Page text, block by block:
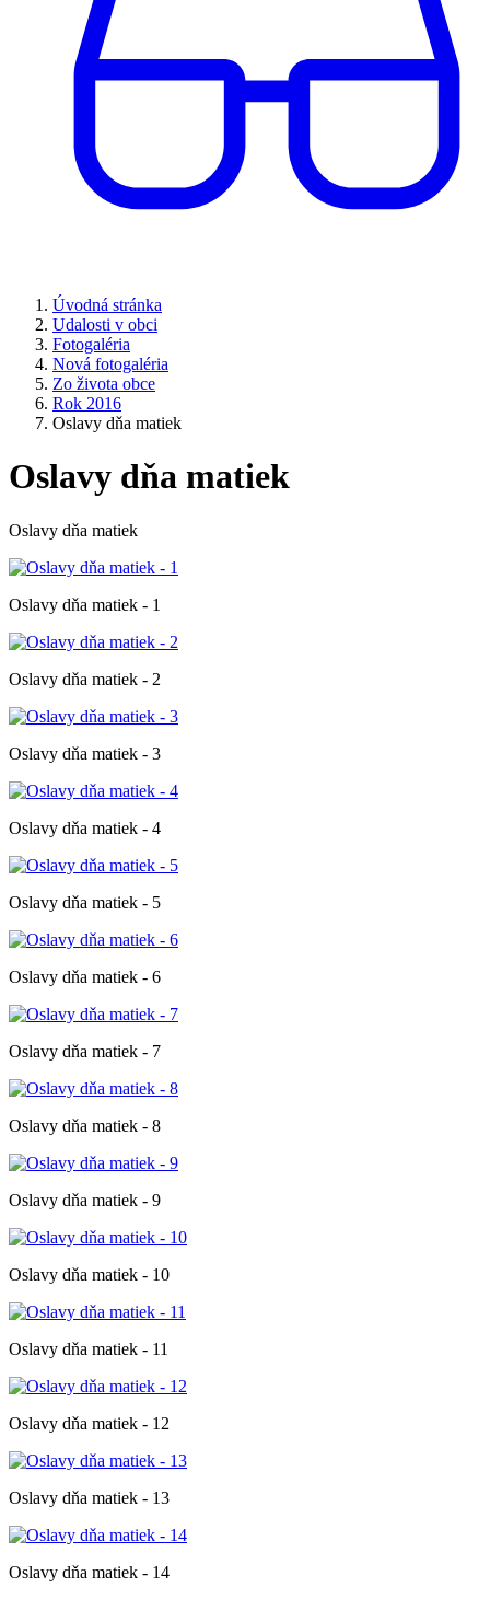
Úvodná stránka
Udalosti v obci
Fotogaléria
Nová fotogaléria
Zo života obce
Rok 2016
Oslavy dňa matiek
Oslavy dňa matiek
Oslavy dňa matiek
Oslavy dňa matiek - 1
Oslavy dňa matiek - 2
Oslavy dňa matiek - 3
Oslavy dňa matiek - 4
Oslavy dňa matiek - 5
Oslavy dňa matiek - 6
Oslavy dňa matiek - 7
Oslavy dňa matiek - 8
Oslavy dňa matiek - 9
Oslavy dňa matiek - 10
Oslavy dňa matiek - 11
Oslavy dňa matiek - 12
Oslavy dňa matiek - 13
Oslavy dňa matiek - 14